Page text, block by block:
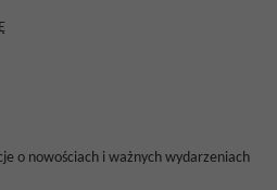
o nowościach i ważnych wydarzeniach